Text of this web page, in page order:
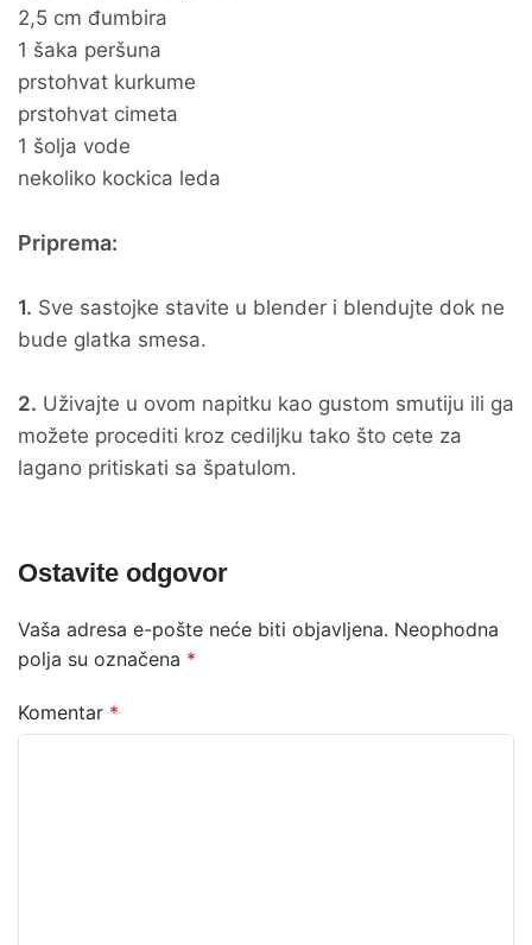
2,5 cm đumbira
1 šaka peršuna
prstohvat kurkume
prstohvat cimeta
1 šolja vode
nekoliko kockica leda
Priprema:
1. Sve sastojke stavite u blender i blendujte dok ne
bude glatka smesa.
2. Uživajte u ovom napitku kao gustom smutiju ili ga
možete procediti kroz cediljku tako što cete za
lagano pritiskati sa špatulom.
Ostavite odgovor
Vaša adresa e-pošte neće biti objavljena. Neophodna
polja su označena *
Komentar *